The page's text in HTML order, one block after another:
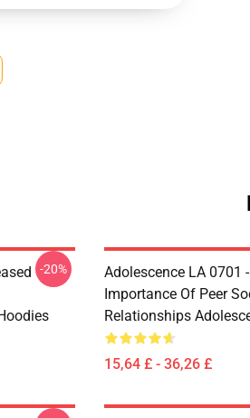
-20%
Adolescence LA 0701
Importance Of Peer
Relationships
15,64 £ - 36,26 £